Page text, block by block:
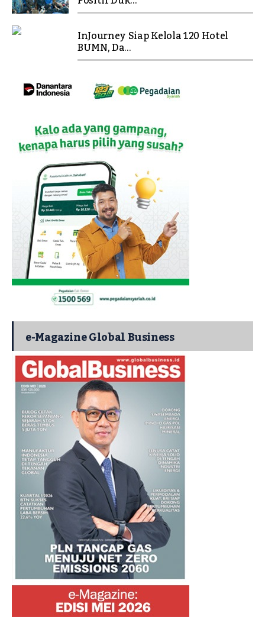
InJourney Siap Kelola 120 Hotel
BUMN, Da...
e-Magazine Global Business